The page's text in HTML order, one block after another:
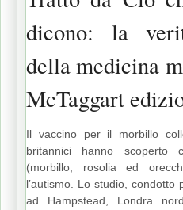
dicono: la
della medicina
McTaggart
Il vaccino per il morbillo
britannici hanno scoperto
(morbillo, rosolia ed
l’autismo. Lo studio, condotto
ad Hampstead, Londra